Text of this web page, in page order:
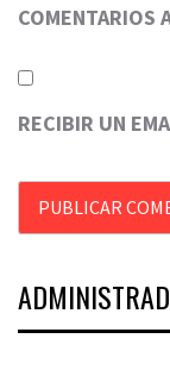
COMENTARIOS
RECIBIR UN